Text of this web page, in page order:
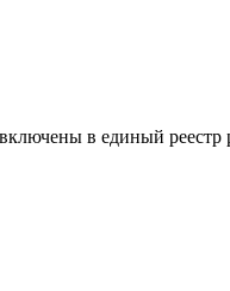
в единый